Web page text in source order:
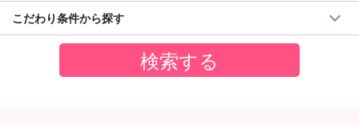
こだわり条件から探す